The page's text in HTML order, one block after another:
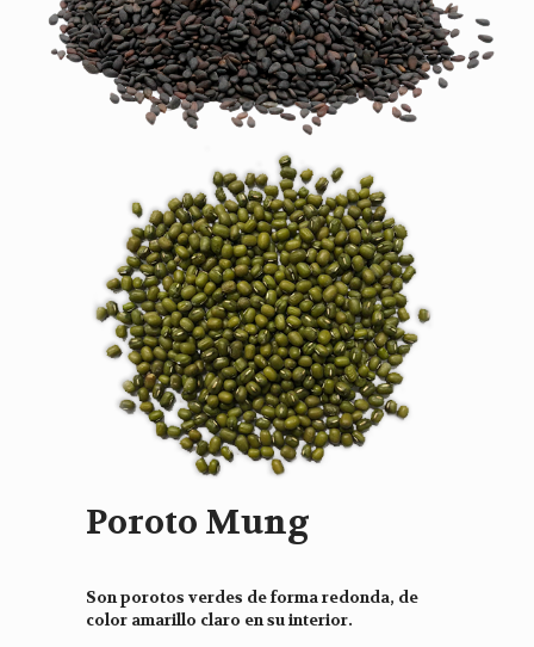
Poroto Mung
Son porotos verdes de forma redonda, de
color amarillo claro en su interior.